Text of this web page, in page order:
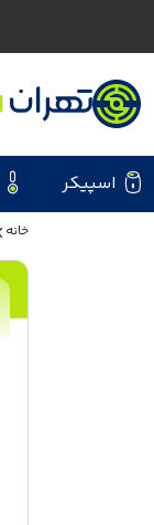
اسپیکر
خانه